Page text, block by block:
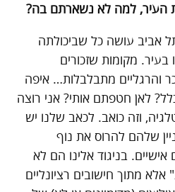
העיר, למה לא נשארתם בה?
אביב עושה כל שביכולתה
מקומות שזכורים
והרגליים מתבלבלות… איפה
לאן חטפתם אותי? אני רוצה
וזה כואב. לכאב שלנו יש
שלהם להרוס את נוף
אישיים. בניגוד אלינו הם לא
מתוך חישובים רציונליים